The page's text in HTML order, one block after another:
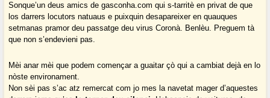
Sonque’un deus amics de gasconha.com qui s-tarritè en privat de que
los darrers locutors natuaus e puixquin desapareixer en quauques
setmanas pramor deu passatge deu virus Coronà. Benlèu. Preguem tà
que non s’endevieni pas.
Mèi anar mèi que podem començar a guaitar çò qui a cambiat dejà en lo
nòste environament.
Non sèi pas s’ac atz remercat com jo mes la navetat mager d’aquestes